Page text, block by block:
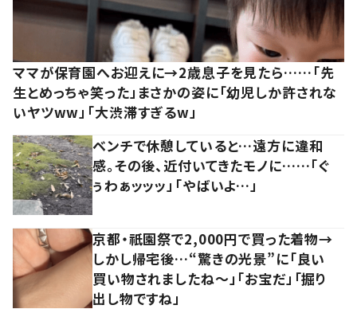
ママが保育園へお迎えに→2歳息子を見たら……「先
生とめっちゃ笑った」まさかの姿に「幼児しか許されな
いヤツww」「大渋滞すぎるw」
ベンチで休憩していると…遠方に違和
感。その後、近付いてきたモノに……「ぐ
ぅわぁッッッ」「やばいよ…」
京都・祇園祭で2,000円で買った着物→
しかし帰宅後…“驚きの光景”に「良い
買い物されましたね～」「お宝だ」「掘り
出し物ですね」